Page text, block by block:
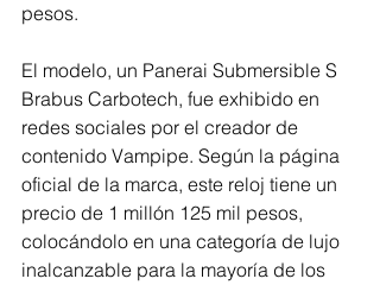
pesos.
El modelo, un Panerai Submersible S
Brabus Carbotech, fue exhibido en
redes sociales por el creador de
contenido Vampipe. Según la página
oficial de la marca, este reloj tiene un
precio de 1 millón 125 mil pesos,
colocándolo en una categoría de lujo
inalcanzable para la mayoría de los